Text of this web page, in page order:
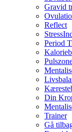
Gravid
Reflect
Period
Din
Trainer
Gå